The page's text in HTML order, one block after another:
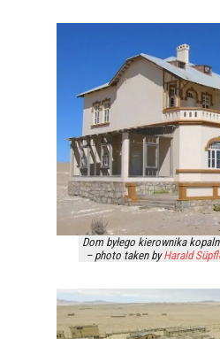
Dom byłego kierownika
– photo taken byHarald